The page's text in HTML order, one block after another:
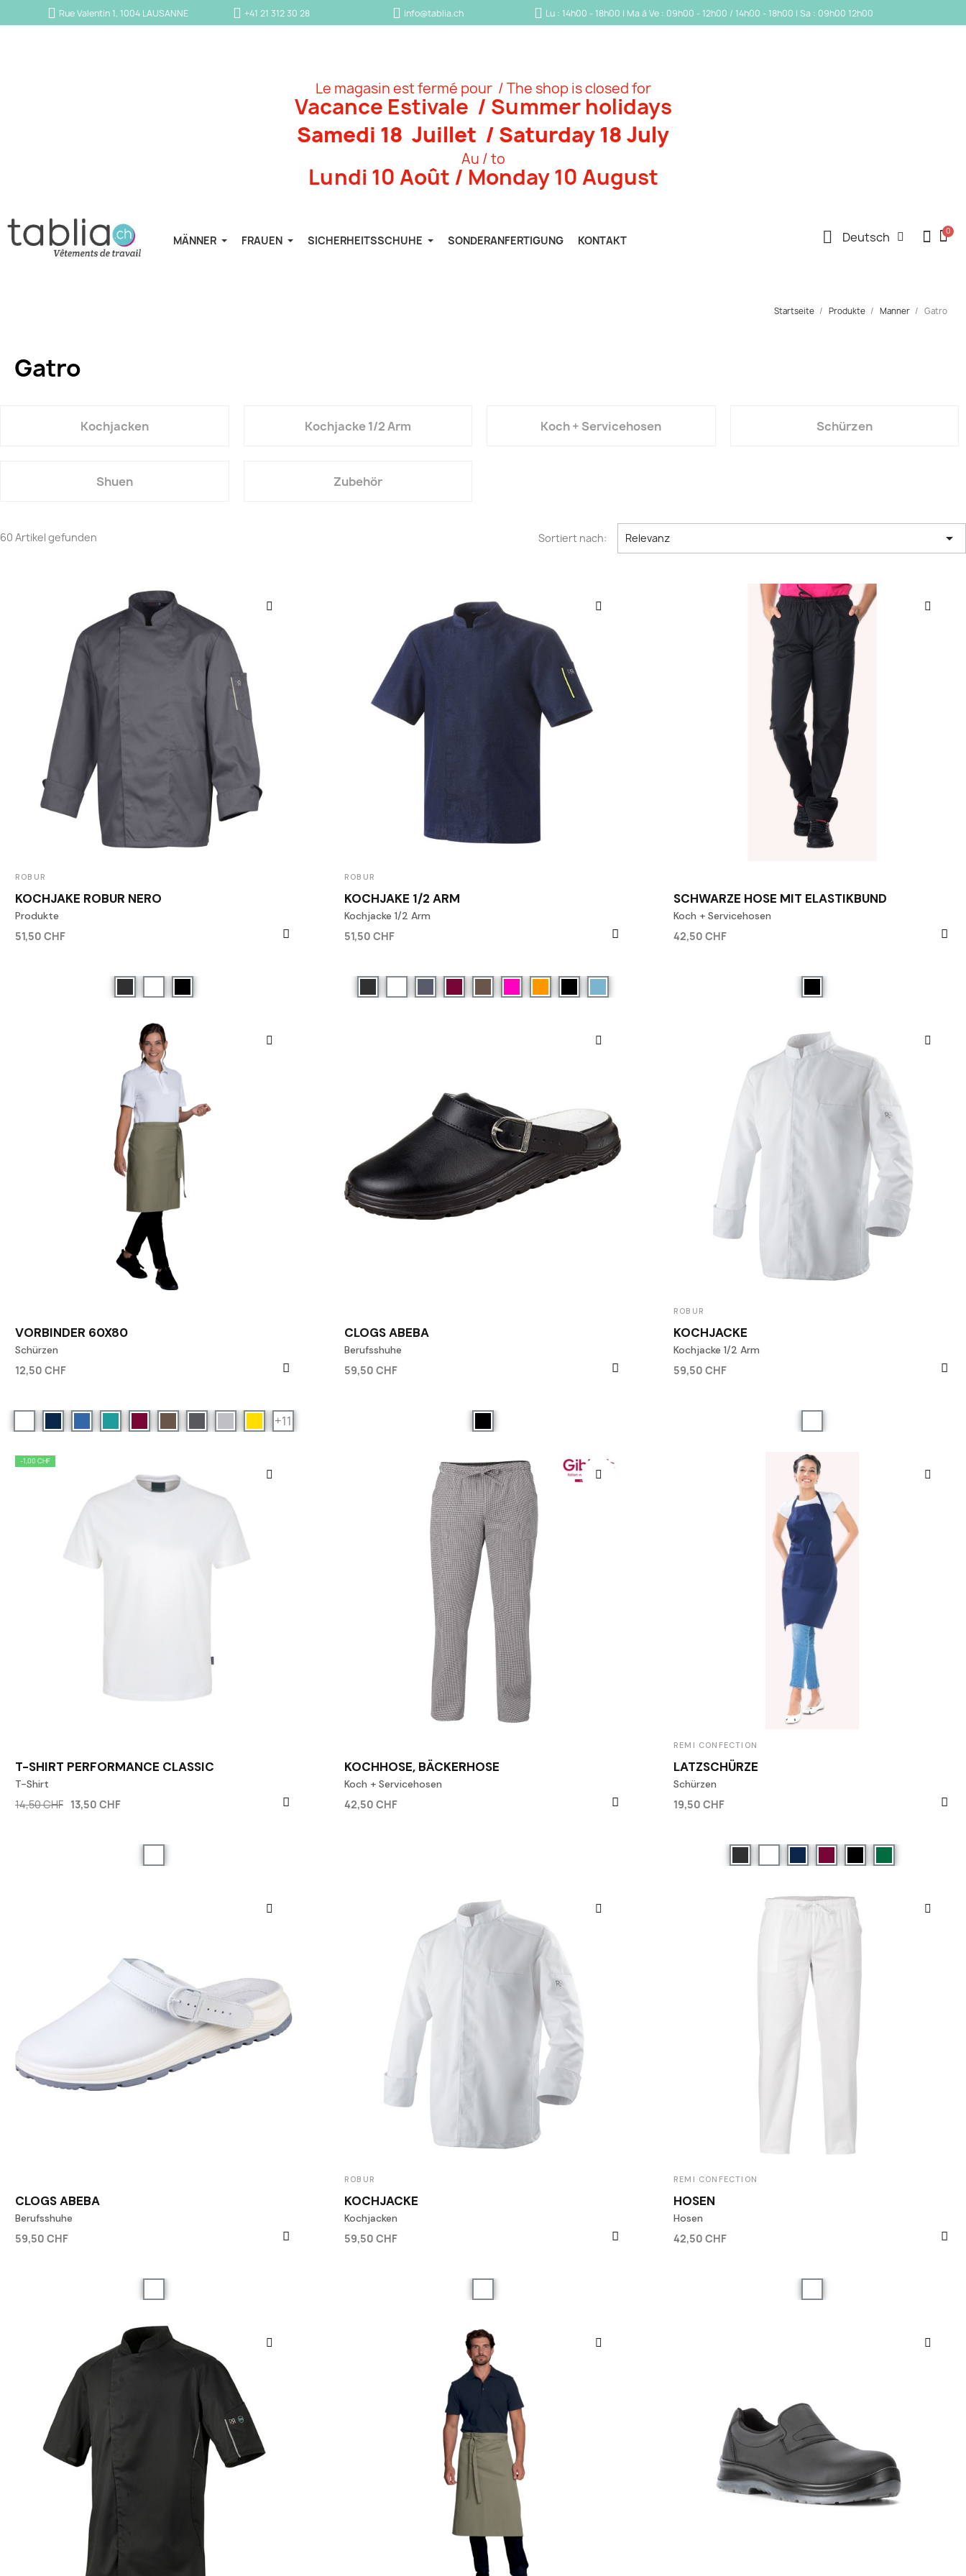
Rue Valentin 1, 1004 LAUSANNE +41 21 312 30 28 info@tablia.ch Lu : 14h00 - 18h00 | Ma à Ve : 09h00 - 12h00 / 14h00 - 18h00 | Sa : 09h00 12h00
Le magasin est fermé pour / The shop is closed for
Vacance Estivale / Summer holidays
Samedi 18 Juillet / Saturday 18 July
Au / to
Lundi 10 Août / Monday 10 August
MÄNNER FRAUEN SICHERHEITSSCHUHE SONDERANFERTIGUNG KONTAKT Deutsch
Startseite Produkte Manner Gatro
Gatro
Kochjacken Kochjacke 1/2 Arm Koch + Servicehosen Schürzen
Shuen Zubehör
60 Artikel gefunden Sortiert nach: Relevanz 
ROBUR
KOCHJAKE ROBUR NERO
Produkte
51,50 CHF
ROBUR
KOCHJAKE 1/2 ARM
Kochjacke 1/2 Arm
51,50 CHF
SCHWARZE HOSE MIT ELASTIKBUND
Koch + Servicehosen
42,50 CHF
VORBINDER 60X80
Schürzen
12,50 CHF
+11
CLOGS ABEBA
Berufsshuhe
59,50 CHF
ROBUR
KOCHJACKE
Kochjacke 1/2 Arm
59,50 CHF
T-SHIRT PERFORMANCE CLASSIC
T-Shirt
14,50 CHF 13,50 CHF
-1,00 CHF
KOCHHOSE, BÄCKERHOSE
Koch + Servicehosen
42,50 CHF
REMI CONFECTION
LATZSCHÜRZE
Schürzen
19,50 CHF
CLOGS ABEBA
Berufsshuhe
59,50 CHF
ROBUR
KOCHJACKE
Kochjacken
59,50 CHF
REMI CONFECTION
HOSEN
Hosen
42,50 CHF